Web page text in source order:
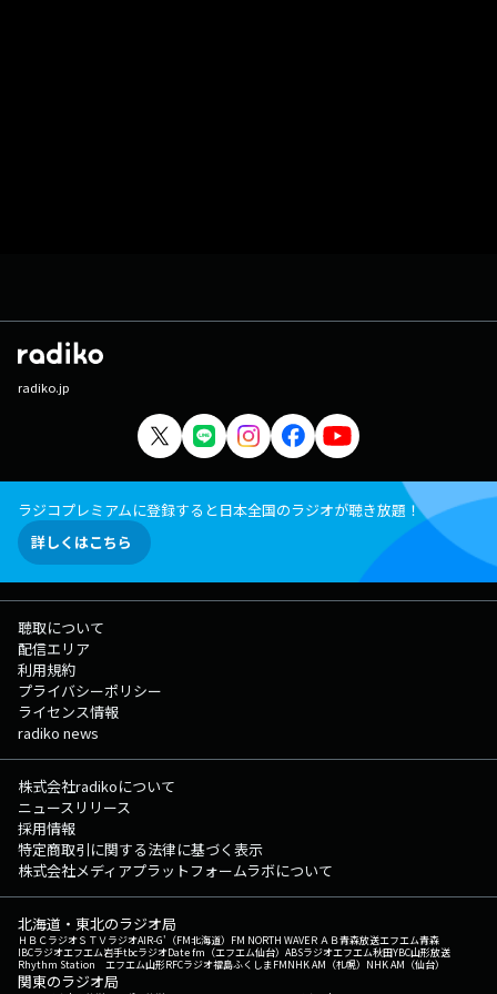
radiko.jp
ラジコプレミアムに登録すると日本全国のラジオが聴き放題！
詳しくはこちら
聴取について
配信エリア
利用規約
プライバシーポリシー
ライセンス情報
radiko news
株式会社radikoについて
ニュースリリース
採用情報
特定商取引に関する法律に基づく表示
株式会社メディアプラットフォームラボについて
北海道・東北のラジオ局
ＨＢＣラジオＳＴＶラジオAIR-G'（FM北海道） FM NORTH WAVEＲＡＢ青森放送エフエム青森
IBCラジオエフエム岩手tbcラジオDate fm（エフエム仙台） ABSラジオエフエム秋田YBC山形放送
Rhythm Station エフエム山形RFCラジオ福島ふくしまFMNHK AM（札幌） NHK AM（仙台）
関東のラジオ局